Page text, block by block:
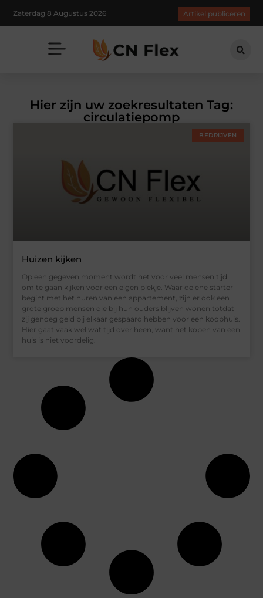
Zaterdag 8 Augustus 2026 Artikel publiceren
Hier zijn uw zoekresultaten Tag:
circulatiepomp
BEDRIJVEN
Huizen kijken
Op een gegeven moment wordt het voor veel mensen tijd
om te gaan kijken voor een eigen plekje. Waar de ene starter
begint met het huren van een appartement, zijn er ook een
grote groep mensen die bij hun ouders blijven wonen totdat
zij genoeg geld bij elkaar gespaard hebben voor een koophuis.
Hier gaat vaak wel wat tijd over heen, want het kopen van een
huis is niet voordelig.